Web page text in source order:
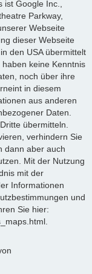
Google Inc.,
Parkway,
Webseite
dieser Webseite
den USA übermittelt
keine Kenntnis
noch über ihre
in diesem
aus anderen
Daten.
übermitteln.
verhindern Sie
dann aber auch
Mit der Nutzung
mit der
Informationen
und
Sie hier: